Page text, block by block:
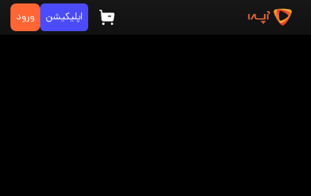
اپلیکیشن ورود